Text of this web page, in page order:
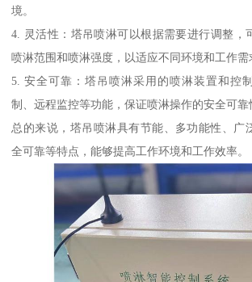
境。
4. 灵活性：塔吊喷淋可以根据需要进行调整，
喷淋范围和喷淋强度，以适应不同环境和工作需
5. 安全可靠：塔吊喷淋采用的喷淋装置和控
制、远程监控等功能，保证喷淋操作的安全可靠
总的来说，塔吊喷淋具有节能、多功能性、广
全可靠等特点，能够提高工作环境和工作效率。